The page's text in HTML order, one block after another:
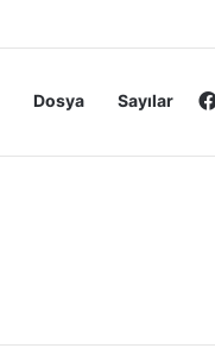
Dosya Sayılar